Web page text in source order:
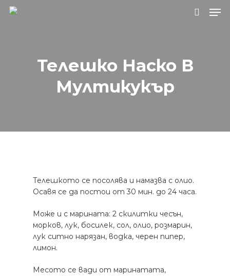
Натиснете Enter за търсене или ESC, за
да затворите.
Телешко Наско В
Мултикукър
Телешкото се посолява и намазва с олио.
Осавя се да постои от 30 мин. до 24 часа.
Може и с марината: 2 скилитки чесън,
морков, лук, босилек, сол, олио, розмарин,
лук ситно нарязан, водка, черен пипер,
лимон.
Месото се вади от маринатата,